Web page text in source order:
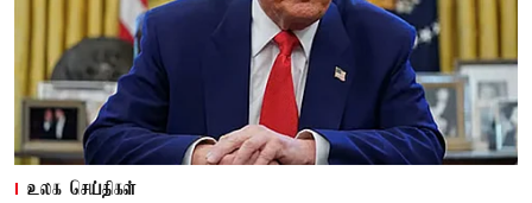
உலக செய்திகள்